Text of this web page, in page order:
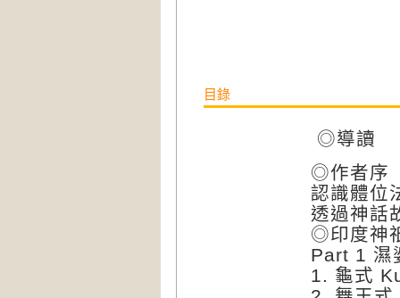
目錄
◎導讀
◎作者序
認識體位
透過神話
◎印度神
Part 1 濕
1. 龜式